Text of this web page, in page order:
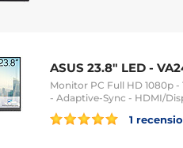
ASUS 23.8" LED -
Monitor PC Full HD 1080p -
- Adaptive-Sync - HDMI/
1